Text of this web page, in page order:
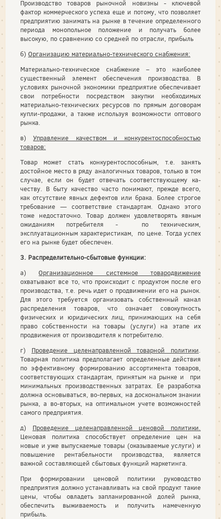
Производство товаров рыночной новизны - ключевой
фактор коммерческого успеха еще и потому, что позволяет
предприятию занимать на рынке в течение определенного
периода монопольное положение и получать более
высокую, по сравнению со средней по отрасли, прибыль
б) Организацию материально-технического снабжения:
Материально-техническое снабжение – это наиболее
существенный элемент обеспечения производства. В
условиях рыночной экономики предприятие обеспечивает
свои потребности посредством закупки необходимых
материально-технических ресурсов по прямым договорам
купли-продажи, а также используя возможности оптового
рынка.
в)Управление качеством и конкурентоспособностью
товаров:
Товар может стать конкурентоспособным, т.е. занять
достойное место в ряду аналогичных товаров, только в том
случае, если он будет отвечать соответствующему ка­
честву. В быту качество часто понимают, прежде всего,
как отсутствие яв­ных дефектов или брака. Более строгое
требование — соответствие стан­дартам. Однако этого
тоже недостаточно. Товар должен удовлетворять явным
ожиданиям потребителя - по техническим,
эксплуатационным характеристикам, по цене. Тогда успех
его на рынке бу­дет обеспечен.
3. Распределительно-сбытовые функции:
а)Организационное системное товародвижение
охватывают все то, что происходит с продуктом после его
производства, т.е. речь идет о продвижении его на рынок.
Для этого требуется организовать собственный канал
распределения това­ров, что означает совокупность
физических и юридических лиц, принимающих на себя
право собственности на товары (услуги) на этапе их
продвижения от производителя к потребителю.
г) Проведение целенаправленной товарной политики.
Товарная политика предполагает определенные действия
по эффективному формированию ассортимента товаров,
соответствующих стандартам, принятым на рынке и при
ми­нимальных производственных затратах. Ее разработка
должна основываться, во-первых, на доскональном знании
рынка, а во-вторых, на оптимальном учете возможностей
самого предпри­ятия.
д) Проведение целенаправленной ценовой политики.
Ценовая политика способствует определение цен на
новые и уже выпускаемые товары (оказываемые услуги) и
повышение рентабельности производства, является
важной составляющей сбытовых функций маркетинга.
При формировании ценовой политики руководство
предприятия должно устанавливать на свой продукт такие
цены, чтобы овладеть запланированной долей рынка,
обеспе­чить выживаемость и получить намеченную
прибыль.